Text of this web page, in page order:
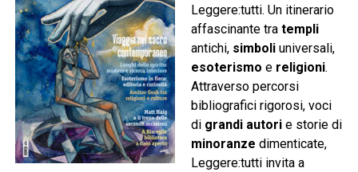
Leggere:tutti. Un itinerario
affascinante tra templi
antichi, simboliuniversali,
esoterismo e religioni.
Attraverso percorsi
bibliografici rigorosi, voci
di grandi autorie storie di
minoranze dimenticate,
Leggere:tutti invita a